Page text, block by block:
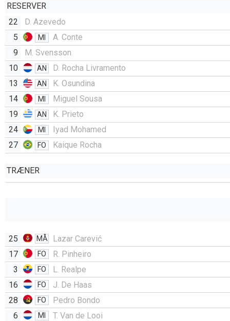
RESERVER
22
D. Azevedo
5
MI
A. Conte
9
M. Svensson
10
AN
D. Rocha Livramento
13
AN
K. Osundina
14
MI
Miguel Sousa
19
AN
K. Prieto
24
MI
Iyad Mohamed
27
FO Kaique Rocha
TRÆNER
25 MÅ
Lazar Carević
17
FO
R. Pinheiro
3
FO
L. Realpe
16
FO
J. De Haas
28
FO
Pedro Bondo
6
MI
T. Van de Looi